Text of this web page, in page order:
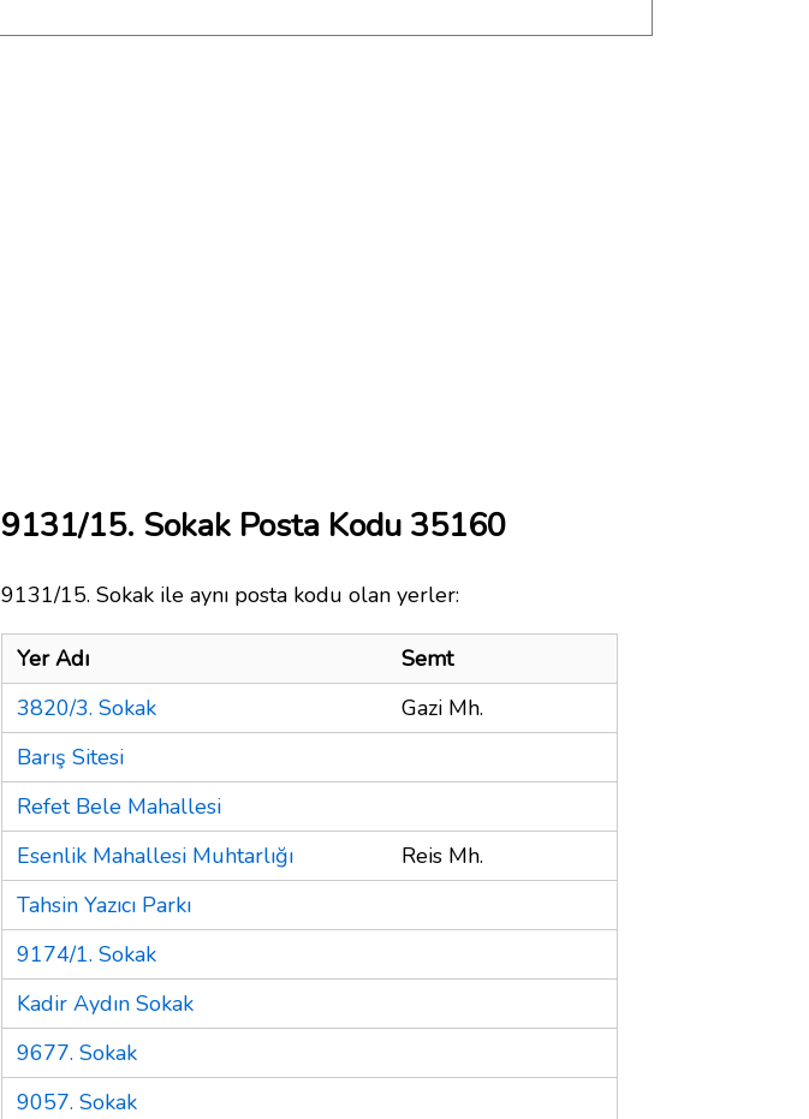
9131/15. Sokak Posta Kodu 35160
9131/15. Sokak ile aynı posta kodu olan yerler:
Yer Adı
Semt
3820/3. Sokak
Gazi Mh.
Barış Sitesi
Refet Bele Mahallesi
Esenlik Mahallesi Muhtarlığı
Reis Mh.
Tahsin Yazıcı Parkı
9174/1. Sokak
Kadir Aydın Sokak
9677. Sokak
9057. Sokak